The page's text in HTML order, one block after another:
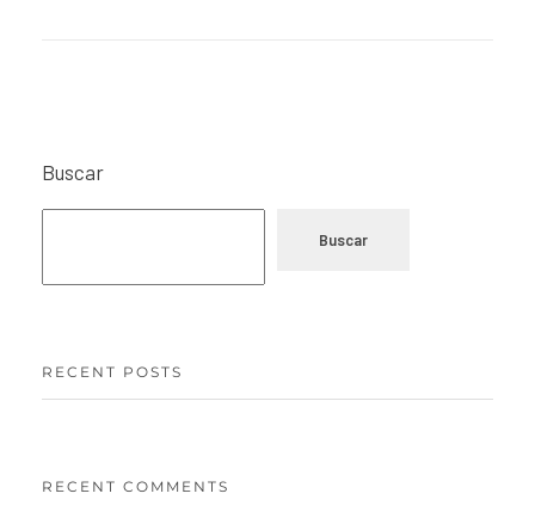
Buscar
Buscar
RECENT POSTS
RECENT COMMENTS